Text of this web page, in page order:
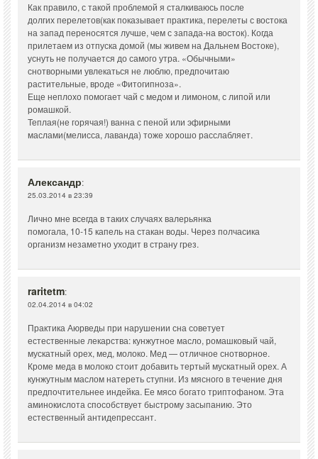
Как правило, с такой проблемой я сталкиваюсь после
долгих перелетов(как показывает практика, перелеты с востока
на запад переносятся лучше, чем с запада-на восток). Когда
прилетаем из отпуска домой (мы живем на Дальнем Востоке),
уснуть не получается до самого утра. «Обычными»
снотворными увлекаться не люблю, предпочитаю
растительные, вроде «Фитогипноза».
Еще неплохо помогает чай с медом и лимоном, с липой или
ромашкой.
Теплая(не горячая!) ванна с пеной или эфирными
маслами(мелисса, лаванда) тоже хорошо расслабляет.
Александр:
25.03.2014 в 23:39
Лично мне всегда в таких случаях валерьянка
помогала, 10-15 капель на стакан воды. Через полчасика
организм незаметно уходит в страну грез.
raritetm:
02.04.2014 в 04:02
Практика Аюрведы при нарушении сна советует
естественные лекарства: кунжутное масло, ромашковый чай,
мускатный орех, мед, молоко. Мед — отличное снотворное.
Кроме меда в молоко стоит добавить тертый мускатный орех. А
кунжутным маслом натереть ступни. Из мясного в течение дня
предпочтительнее индейка. Ее мясо богато триптофаном. Эта
аминокислота способствует быстрому засыпанию. Это
естественный антидепрессант.